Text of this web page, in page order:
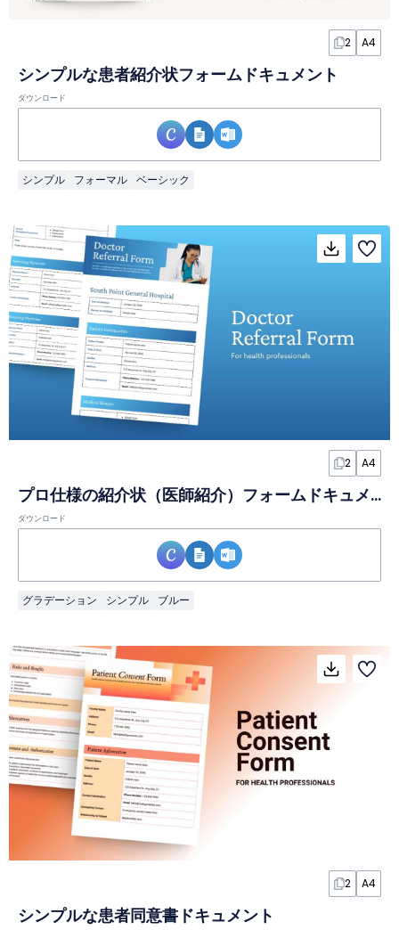
2 A4
シンプルな患者紹介状フォームドキュメント
ダウンロード
シンプル フォーマル ベーシック
2 A4
プロ仕様の紹介状（医師紹介）フォームドキュメント
ダウンロード
グラデーション シンプル ブルー
2 A4
シンプルな患者同意書ドキュメント